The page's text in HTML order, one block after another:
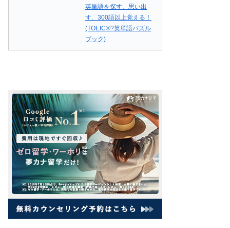
英単語を探す、思い出
す、300語以上覚える！
(TOEIC®?英単語パズル
ブック)